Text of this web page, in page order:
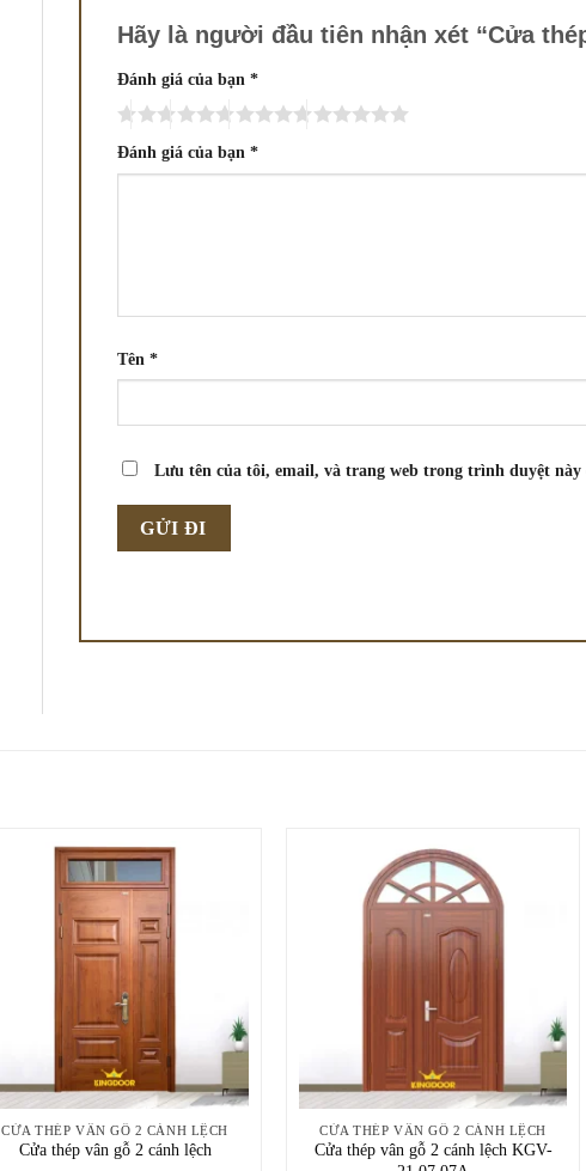
Hãy là người đầu tiên nhận xét “Cửa
Đánh giá của bạn *
Đánh giá của bạn *
Tên *
Lưu tên của tôi, email, và trang web trong trình duyệt
CỬA THÉP VÂN GỖ 2 CÁNH LỆCH
Cửa thép vân gỗ 2 cánh lệch
CỬA THÉP VÂN GỖ 2 CÁNH LỆCH
Cửa thép vân gỗ 2 cánh lệch KGV-